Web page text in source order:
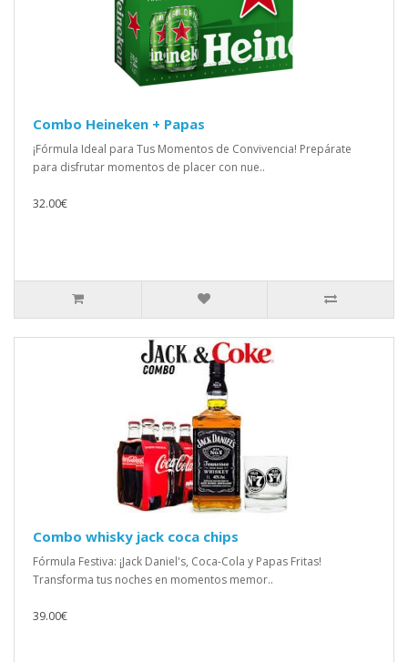
Combo Heineken + Papas
¡Fórmula Ideal para Tus Momentos de Convivencia! Prepárate
para disfrutar momentos de placer con nue..
32.00€
Combo whisky jack coca chips
Fórmula Festiva: ¡Jack Daniel's, Coca-Cola y Papas Fritas!
Transforma tus noches en momentos memor..
39.00€